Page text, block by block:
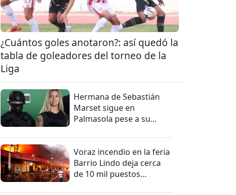
¿Cuántos goles anotaron?: así quedó la
tabla de goleadores del torneo de la
Liga
Hermana de Sebastián
Marset sigue en
Palmasola pese a su
Voraz incendio en la feria
Barrio Lindo deja cerca
de 10 mil puestos